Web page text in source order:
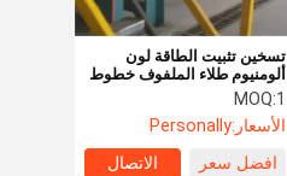
تسخين تثبيت الطاقة لون
ألومنيوم طلاء الملفوف خطوط
التدفئة الكهربائية تسخين الغاز
MOQ:1
الأسعار:Personally
افضل سعر
الاتصال